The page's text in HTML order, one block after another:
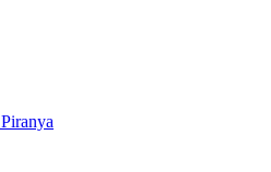
Piranya